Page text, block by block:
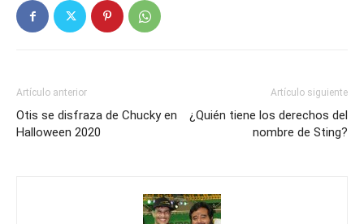
Artículo anterior
Otis se disfraza de Chucky en
Halloween 2020
Artículo siguiente
¿Quién tiene los derechos del
nombre de Sting?